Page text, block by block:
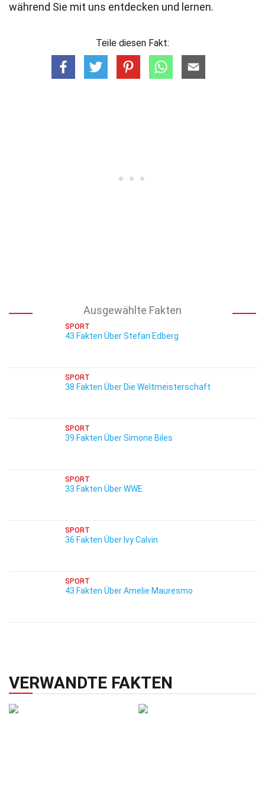
während Sie mit uns entdecken und lernen.
Teile diesen Fakt:
Ausgewählte Fakten
SPORT
43 Fakten Über Stefan Edberg
SPORT
38 Fakten Über Die Weltmeisterschaft
SPORT
39 Fakten Über Simone Biles
SPORT
33 Fakten Über WWE
SPORT
36 Fakten Über Ivy Calvin
SPORT
43 Fakten Über Amelie Mauresmo
VERWANDTE FAKTEN